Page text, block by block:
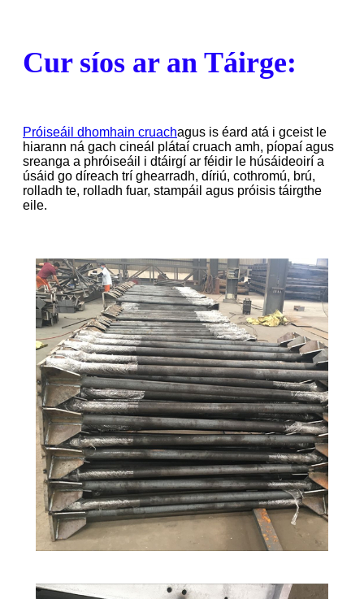
Cur síos ar an Táirge:
Próiseáil dhomhain cruachagus is éard atá i gceist le
hiarann ​​ná gach cineál plátaí cruach amh, píopaí agus
sreanga a phróiseáil i dtáirgí ar féidir le húsáideoirí a
úsáid go díreach trí ghearradh, díriú, cothromú, brú,
rolladh te, rolladh fuar, stampáil agus próisis táirgthe
eile.